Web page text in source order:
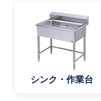
シンク・作業台